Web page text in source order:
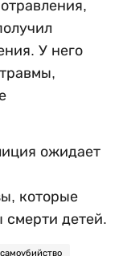
У него
ожидает
которые
детей.
самоубийство